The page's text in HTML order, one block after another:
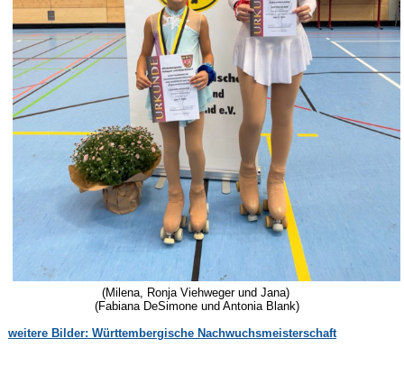
(Milena, Ronja Viehweger und Jana)
(Fabiana DeSimone und Antonia Blank)
weitere Bilder: Württembergische Nachwuchsmeisterschaft